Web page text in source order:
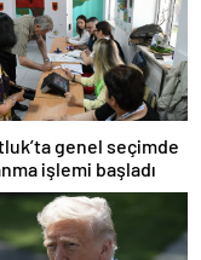
genel seçimde
işlemi başladı